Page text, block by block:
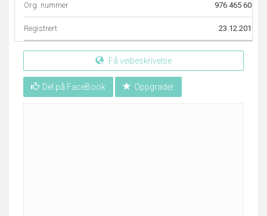
Org. nummer 976 465 601
Registrert 23.12.2010
Få veibeskrivelse
Del på FaceBook Oppgrader